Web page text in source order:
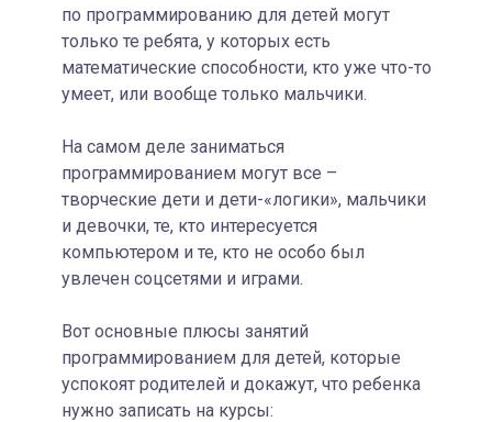
по программированию для детей могут
только те ребята, у которых есть
математические способности, кто уже что-то
умеет, или вообще только мальчики.
На самом деле заниматься
программированием могут все –
творческие дети и дети-«логики», мальчики
и девочки, те, кто интересуется
компьютером и те, кто не особо был
увлечен соцсетями и играми.
Вот основные плюсы занятий
программированием для детей, которые
успокоят родителей и докажут, что ребенка
нужно записать на курсы: